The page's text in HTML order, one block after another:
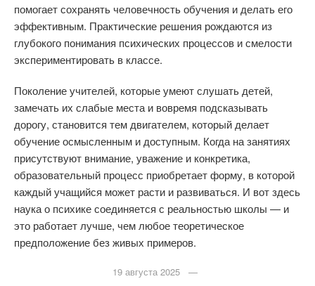
помогает сохранять человечность обучения и делать его
эффективным. Практические решения рождаются из
глубокого понимания психических процессов и смелости
экспериментировать в классе.
Поколение учителей, которые умеют слушать детей,
замечать их слабые места и вовремя подсказывать
дорогу, становится тем двигателем, который делает
обучение осмысленным и доступным. Когда на занятиях
присутствуют внимание, уважение и конкретика,
образовательный процесс приобретает форму, в которой
каждый учащийся может расти и развиваться. И вот здесь
наука о психике соединяется с реальностью школы — и
это работает лучше, чем любое теоретическое
предположение без живых примеров.
19 августа 2025 —